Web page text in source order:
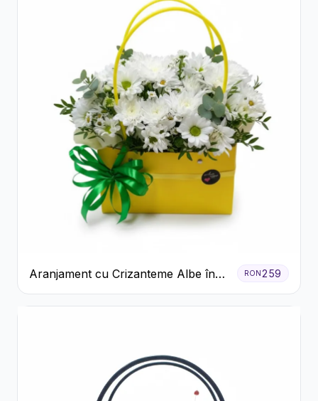
Aranjament cu Crizanteme Albe în
Cutie Galbenă
RON259